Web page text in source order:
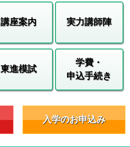
講座案内 実力講師陣
東進模試
学費・
申込手続き
入学のお申込み